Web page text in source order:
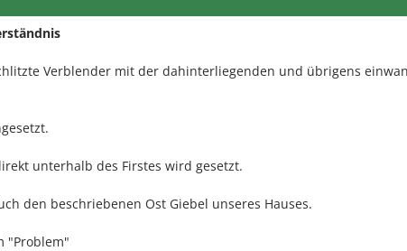
Verblender mit der dahinterliegenden und übrigens
unterhalb des Firstes wird gesetzt.
den beschriebenen Ost Giebel unseres Hauses.
"Problem"